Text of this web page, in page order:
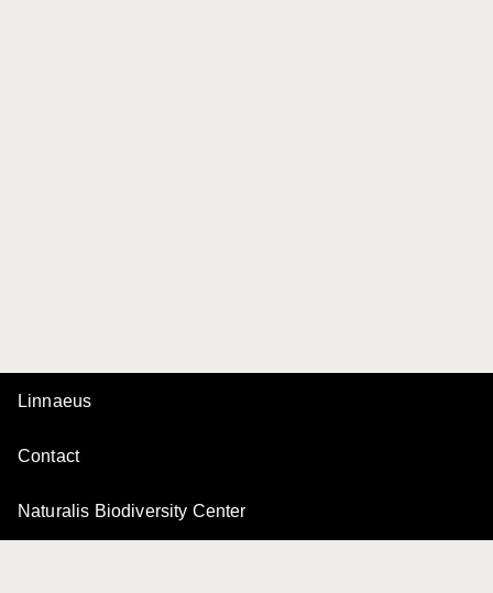
Linnaeus
Contact
Naturalis Biodiversity Center